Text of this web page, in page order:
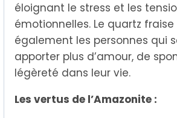
éloignant le stress et les
émotionnelles. Le quartz
également les personnes qui
apporter plus d’amour, de
légèreté dans leur vie.
Les vertus de l’Amazonite :